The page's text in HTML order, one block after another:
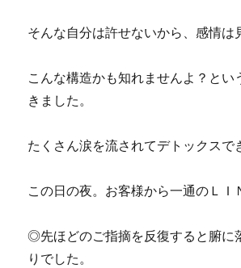
そんな自分は許せないから、感情は
こんな構造かも知れませんよ？とい
きました。
たくさん涙を流されてデトックスで
この日の夜。お客様から一通のＬＩ
◎先ほどのご指摘を反復すると腑に
りでした。